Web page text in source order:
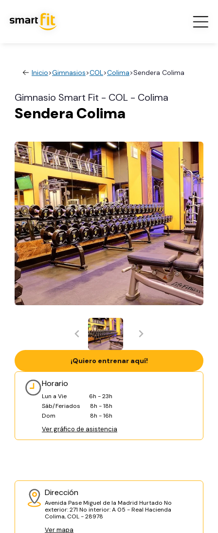
Inicio>Gimnasios>COL>Colima>Sendera Colima
Gimnasio Smart Fit - COL - Colima
Sendera Colima
Horario
Lun a Vie
6h - 23h
Sáb/Feriados
8h - 18h
Dom
8h - 16h
Ver gráfico de asistencia
Dirección
Avenida Pase Miguel de la Madrid Hurtado No
exterior: 271 No interior: A 05 - Real Hacienda
Colima, COL - 28978
Ver mapa
¡Quiero entrenar aquí!